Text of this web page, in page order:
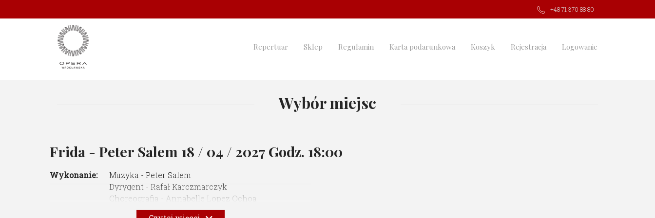
+48 71 370 88 80
Repertuar Sklep Regulamin Karta podarunkowa Koszyk Rejestracja Logowanie
Wybór miejsc
Frida - Peter Salem 18 / 04 / 2027 Godz. 18:00
Wykonanie:
Muzyka - Peter Salem
Dyrygent - Rafał Karczmarczyk
Choreografia - Annabelle Lopez Ochoa
Dramaturgia - Nancy Meckler